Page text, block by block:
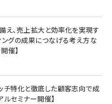
え、売上拡大と効率化を実現す
ングの成果につなげる考え方な
催】
チ特化と徹底した顧客志向で成
セミナー開催】